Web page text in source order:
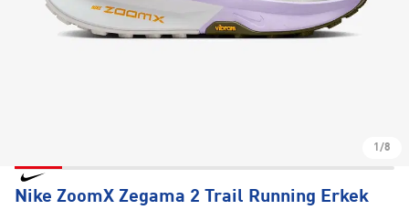
1/8
Nike ZoomX Zegama 2 Trail Running Erkek